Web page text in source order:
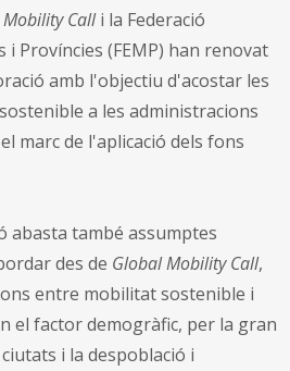
Calli la Federació
i Províncies (FEMP) han renovat
amb l'objectiu d'acostar les
a les administracions
marc de l'aplicació dels fons
abasta també assumptes
des de Global Mobility Call,
entre mobilitat sostenible i
el factor demogràfic, per la gran
i la despoblació i